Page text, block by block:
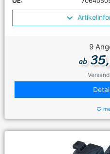
9
ab
favorite_border